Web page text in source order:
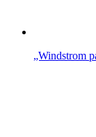
„Windstrom